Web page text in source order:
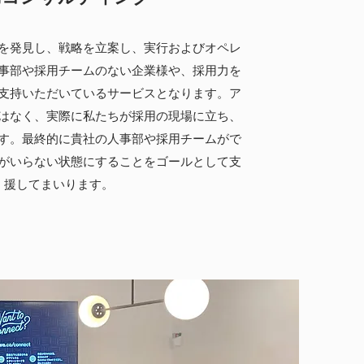
発見し、戦略を立案し、実行およびオペレ
部や採用チームのない企業様や、採用力を
持いただいているサービスとなります。ア
なく、実際に私たちが採用の現場に立ち、
。最終的に貴社の人事部や採用チームがで
いらない状態にすることをゴールとして支
援してまいります。